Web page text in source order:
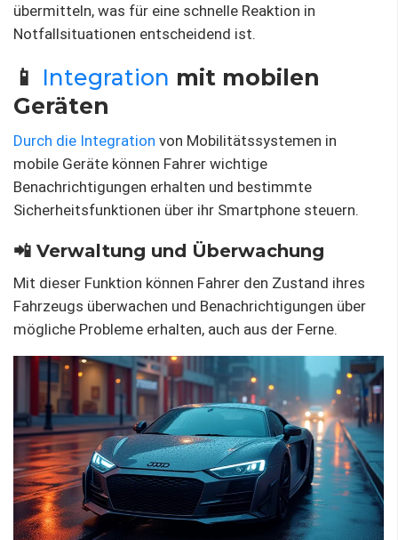
übermitteln, was für eine schnelle Reaktion in
Notfallsituationen entscheidend ist.
📱 Integration mit mobilen
Geräten
Durch die Integration von Mobilitätssystemen in
mobile Geräte können Fahrer wichtige
Benachrichtigungen erhalten und bestimmte
Sicherheitsfunktionen über ihr Smartphone steuern.
📲 Verwaltung und Überwachung
Mit dieser Funktion können Fahrer den Zustand ihres
Fahrzeugs überwachen und Benachrichtigungen über
mögliche Probleme erhalten, auch aus der Ferne.